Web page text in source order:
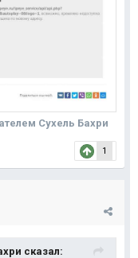
Сухель Бахри
1
сказал: